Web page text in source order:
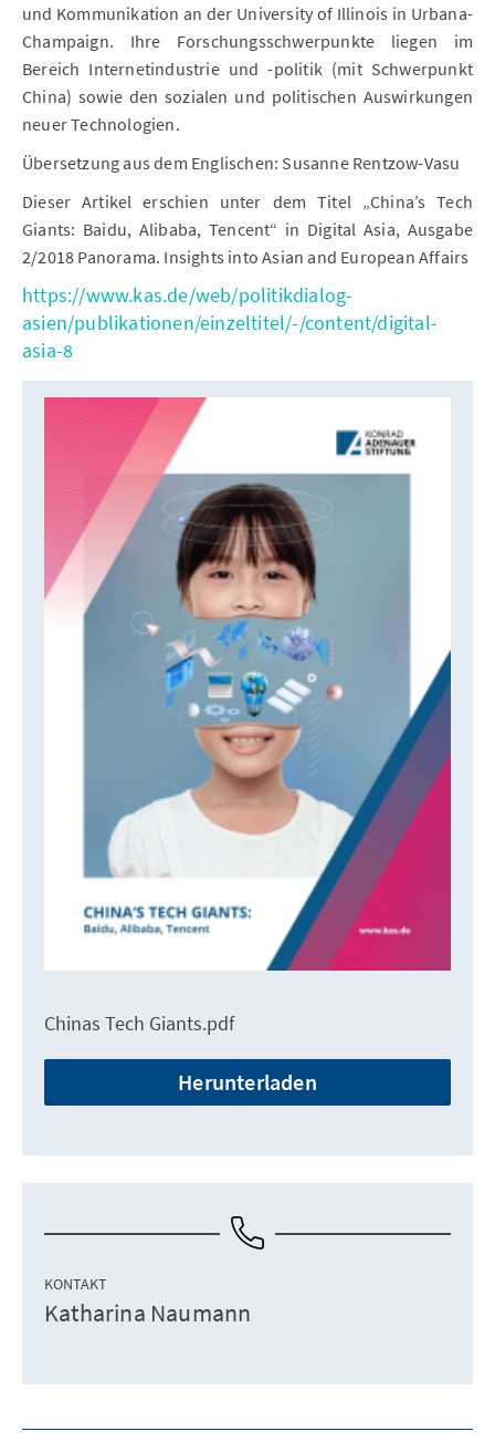
und Kommunikation an der University of Illinois in Urbana-
Champaign. Ihre Forschungsschwerpunkte liegen im
Bereich Internetindustrie und -politik (mit Schwerpunkt
China) sowie den sozialen und politischen Auswirkungen
neuer Technologien.
Übersetzung aus dem Englischen: Susanne Rentzow-Vasu
Dieser Artikel erschien unter dem Titel „China’s Tech
Giants: Baidu, Alibaba, Tencent“ in Digital Asia, Ausgabe
2/2018 Panorama. Insights into Asian and European Affairs
https://www.kas.de/web/politikdialog-
asien/publikationen/einzeltitel/-/content/digital-
asia-8
Chinas Tech Giants.pdf
Herunterladen
KONTAKT
Katharina Naumann